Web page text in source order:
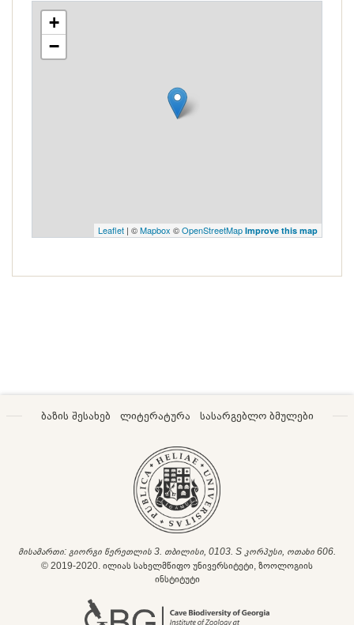
+
−
Leaflet | ©Mapbox ©OpenStreetMap Improve this map
ბაზის შესახებ ლიტერატურა სასარგებლო ბმულები
მისამართი: გიორგი წერეთლის 3. თბილისი, 0103. S კორპუსი, ოთახი 606.
© 2019-2020. ილიას სახელმწიფო უნივერსიტეტი, ზოოლოგიის
ინსტიტუტი